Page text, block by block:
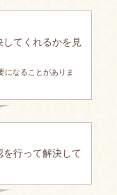
してくれるかを見
になることがありま
行って解決して